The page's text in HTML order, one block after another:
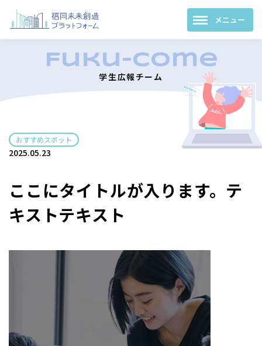
学生広報チーム
おすすめスポット
2025.05.23
ここにタイトルが入ります。テ
キストテキスト